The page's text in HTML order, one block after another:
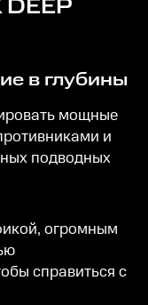
в глубины
мощные
и
подводных
огромным
справиться с